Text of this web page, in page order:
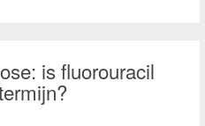
is fluorouracil